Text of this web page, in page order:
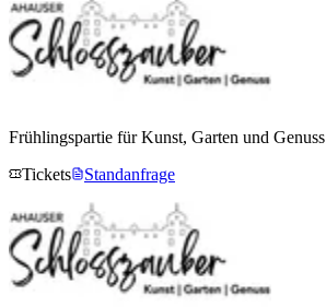
Frühlingspartie für Kunst, Garten und Genuss
Tickets
Standanfrage